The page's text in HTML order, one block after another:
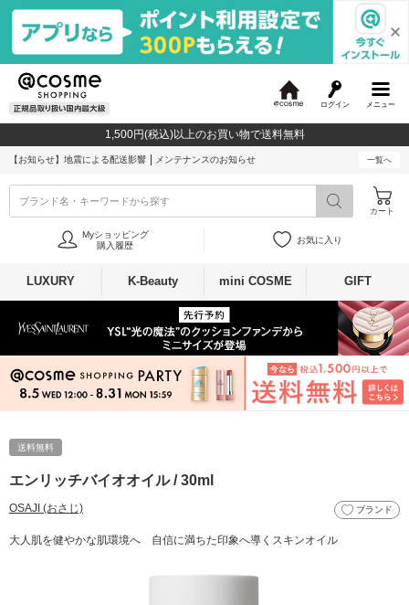
メニュー
ログイン
c
o
1,500円(税込)以上のお買い物で送料無料
【お知らせ】 地震による配送影響 メンテナンスのお知らせ 一覧へ
ブランド名・キーワードから探す
カート
Myショッピング
購入履歴
お気に入り
LUXURY K-Beauty mini COSME GIFT
送料無料
エンリッチバイオオイル / 30ml
OSAJI (おさじ) ブランド
大人肌を健やかな肌環境へ 自信に満ちた印象へ導くスキンオイル